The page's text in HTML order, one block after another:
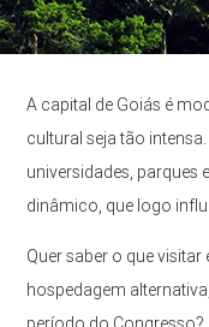
A capital de Goiás é
cultural seja tão
universidades, parques
dinâmico, que logo
Quer saber o que
hospedagem